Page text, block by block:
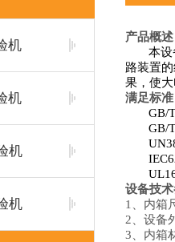
机
机
机
机
产品概述
本
路装置
果，使
满足标准
GB/
GB/
设备技术
1
、内
2 、设
3
内箱